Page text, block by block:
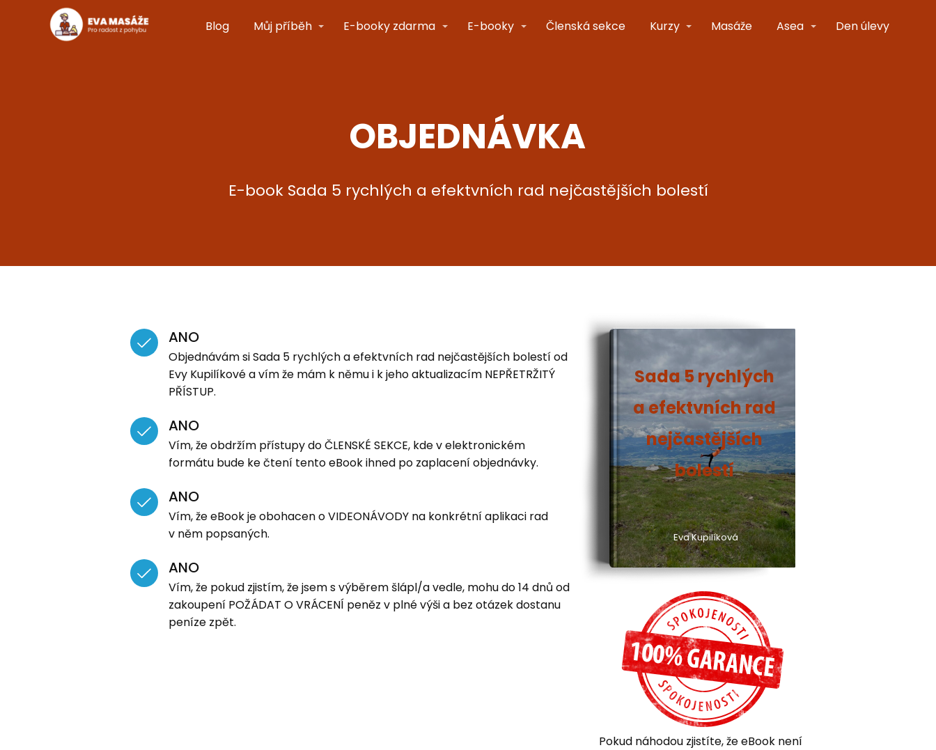
Blog Můj příběh E-booky zdarma E-booky Členská sekce Kurzy Masáže Asea Den úlevy
OBJEDNÁVKA
E-book Sada 5 rychlých a efektvních rad nejčastějších bolestí
ANO
Objednávám si Sada 5 rychlých a efektvních rad nejčastějších bolestí od
Evy Kupilíkové a vím že mám k němu i k jeho aktualizacím NEPŘETRŽITÝ
PŘÍSTUP.
ANO
Vím, že obdržím přístupy do ČLENSKÉ SEKCE, kde v elektronickém
formátu bude ke čtení tento eBook ihned po zaplacení objednávky.
ANO
Vím, že eBook je obohacen o VIDEONÁVODY na konkrétní aplikaci rad
v něm popsaných.
ANO
Vím, že pokud zjistím, že jsem s výběrem šlápl/a vedle, mohu do 14 dnů od
zakoupení POŽÁDAT O VRÁCENÍ peněz v plné výši a bez otázek dostanu
peníze zpět.
Sada 5 rychlých
a efektvních rad
nejčastějších
bolestí
Eva Kupilíková
Pokud náhodou zjistíte, že eBook není